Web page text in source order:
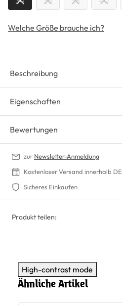
Welche Größe brauche ich?
Beschreibung
Eigenschaften
Bewertungen
zur Newsletter-Anmeldung
Kostenloser Versand innerhalb DE
Sicheres Einkaufen
Produkt teilen:
High-contrast mode
Ähnliche Artikel